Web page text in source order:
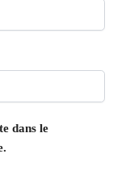
dans le